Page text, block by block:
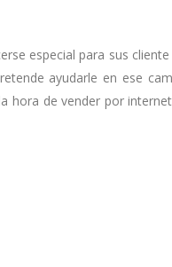
especial para sus
ayudarle en ese
hora de vender por